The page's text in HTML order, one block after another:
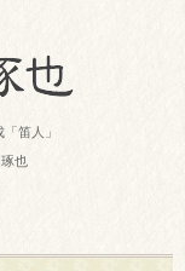
笛人」
也